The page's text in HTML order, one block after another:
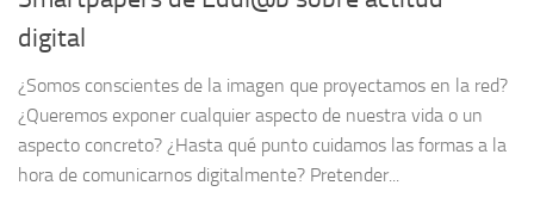
digital
¿Somos conscientes de la imagen que proyectamos en la red?
¿Queremos exponer cualquier aspecto de nuestra vida o un
aspecto concreto? ¿Hasta qué punto cuidamos las formas a la
hora de comunicarnos digitalmente? Pretender...